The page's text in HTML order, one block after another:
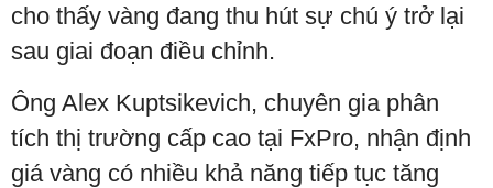
cho thấy vàng đang thu hút sự chú ý trở lại
sau giai đoạn điều chỉnh.
Ông Alex Kuptsikevich, chuyên gia phân
tích thị trường cấp cao tại FxPro, nhận định
giá vàng có nhiều khả năng tiếp tục tăng